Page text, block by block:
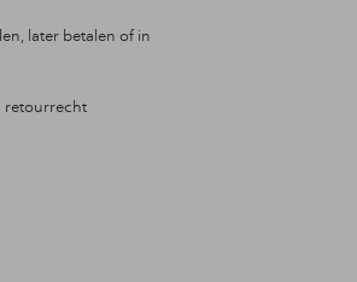
later betalen of in
retourrecht